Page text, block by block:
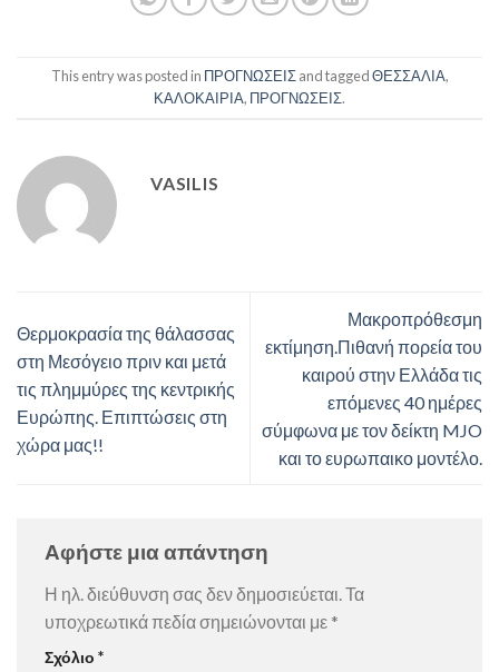
This entry was posted in ΠΡΟΓΝΩΣΕΙΣand taggedΘΕΣΣΑΛΙΑ,
ΚΑΛΟΚΑΙΡΙΑ, ΠΡΟΓΝΩΣΕΙΣ.
VASILIS
Θερμοκρασία της θάλασσας
στη Μεσόγειο πριν και μετά
τις πλημμύρες της κεντρικής
Ευρώπης. Επιπτώσεις στη
χώρα μας!!
Μακροπρόθεσμη
εκτίμηση.Πιθανή πορεία του
καιρού στην Ελλάδα τις
επόμενες 40 ημέρες
σύμφωνα με τον δείκτη MJO
και το ευρωπαικο μοντέλο.
Αφήστε μια απάντηση
Η ηλ. διεύθυνση σας δεν δημοσιεύεται.Τα
υποχρεωτικά πεδία σημειώνονται με *
Σχόλιο *